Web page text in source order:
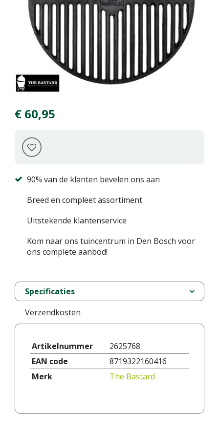
€ 60,95
90% van de klanten bevelen ons aan
Breed en compleet assortiment
Uitstekende klantenservice
Kom naar ons tuincentrum in Den Bosch voor
ons complete aanbod!
Specificaties
Verzendkosten
Artikelnummer
2625768
EAN code
8719322160416
Merk
The Bastard